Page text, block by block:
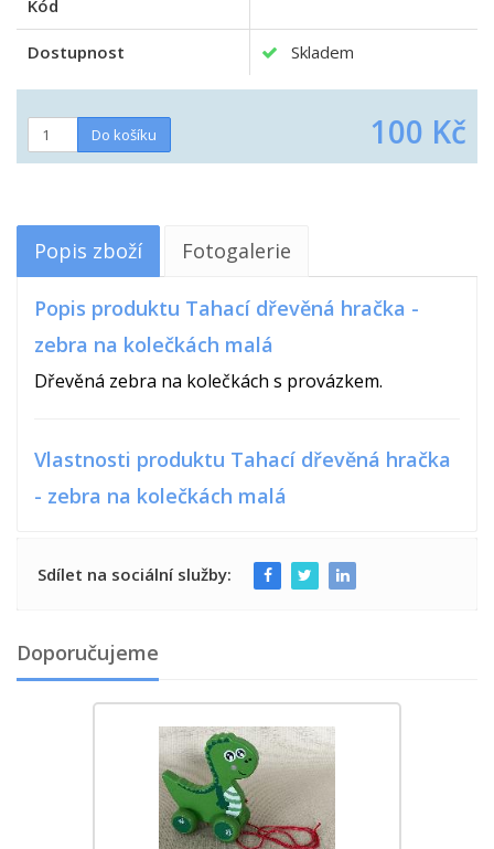
Kód
Dostupnost Skladem
100 Kč
Popis zboží Fotogalerie
Popis produktu Tahací dřevěná hračka -
zebra na kolečkách malá
Dřevěná zebra na kolečkách s provázkem.
Vlastnosti produktu Tahací dřevěná hračka
- zebra na kolečkách malá
Sdílet na sociální služby:
Doporučujeme